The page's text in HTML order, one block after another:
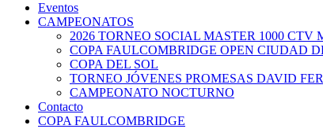
Eventos
CAMPEONATOS
2026 TORNEO SOCIAL MASTER 1000 CTV
COPA FAULCOMBRIDGE OPEN CIUDAD
COPA DEL SOL
TORNEO JÓVENES PROMESAS DAVID
CAMPEONATO NOCTURNO
Contacto
COPA FAULCOMBRIDGE